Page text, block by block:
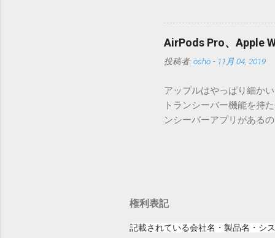
目的となっています。
ール本文の1行目にauthor
定してください。使用す
応じて指定してください
アップ
ださい
説明に
てきそ
分から
とかで
各端末
準備が
り。 「
れてい
AirPods Pro、Apple
投稿者: osho - 11月 04, 2019
アップルはやっぱり細か
トランシーバー機能を持
ンシーバーアプリがある
証ですが、おそらく同じ
して話したことは、
ながる。まさにアップル
権利表記
記載されている会社名・製品名・シ